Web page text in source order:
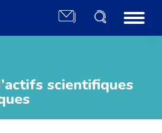
scientifiques